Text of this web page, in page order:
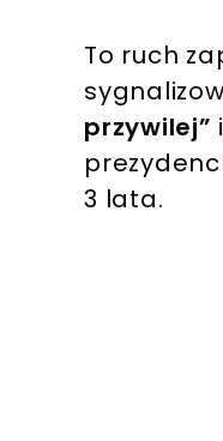
To ruch
przywilej”
3 lata.